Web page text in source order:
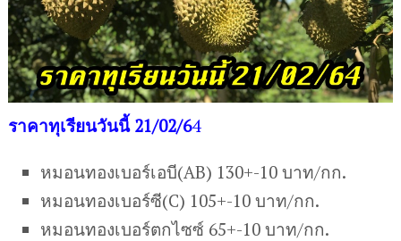
ราคาทุเรียนวันนี้ 21/02/64
หมอนทองเบอร์เอบี(AB) 130+-10 บาท/กก.
หมอนทองเบอร์ซี(C) 105+-10 บาท/กก.
หมอนทองเบอร์ตกไซซ์ 65+-10 บาท/กก.